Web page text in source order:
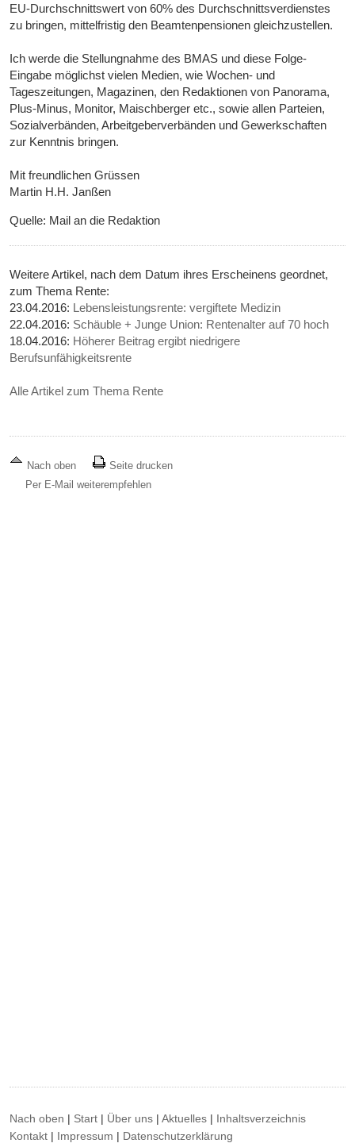
EU-Durchschnittswert von 60% des Durchschnittsverdienstes
zu bringen, mittelfristig den Beamtenpensionen gleichzustellen.
Ich werde die Stellungnahme des BMAS und diese Folge-
Eingabe möglichst vielen Medien, wie Wochen- und
Tageszeitungen, Magazinen, den Redaktionen von Panorama,
Plus-Minus, Monitor, Maischberger etc., sowie allen Parteien,
Sozialverbänden, Arbeitgeberverbänden und Gewerkschaften
zur Kenntnis bringen.
Mit freundlichen Grüssen
Martin H.H. Janßen
Quelle: Mail an die Redaktion
Weitere Artikel, nach dem Datum ihres Erscheinens geordnet,
zum Thema Rente:
23.04.2016: Lebensleistungsrente: vergiftete Medizin
22.04.2016: Schäuble + Junge Union: Rentenalter auf 70 hoch
18.04.2016: Höherer Beitrag ergibt niedrigere
Berufsunfähigkeitsrente
Alle Artikel zum Thema Rente
Nach oben
Seite drucken
Per E-Mail weiterempfehlen
Nach oben | Start | Über uns |Aktuelles | Inhaltsverzeichnis
Kontakt | Impressum | Datenschutzerklärung